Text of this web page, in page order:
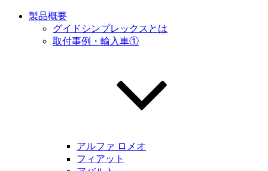
製品概要
グイドシンプレックスとは
取付事例・輸入車①
アルファ ロメオ
フィアット